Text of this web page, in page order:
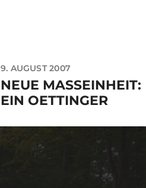
9. AUGUST 2007
NEUE MASSEINHEIT: E
IN OETTINGER